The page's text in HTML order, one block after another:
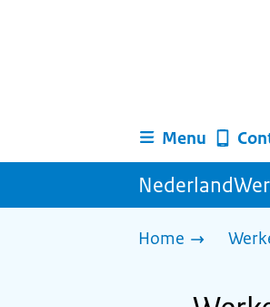
Menu
Home